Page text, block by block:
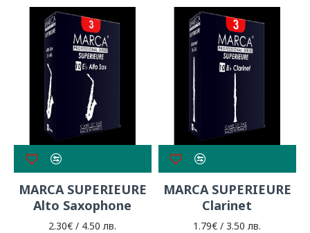
MARCA SUPERIEURE
Alto Saxophone
2.30€ / 4.50 лв.
MARCA SUPERIEURE
Clarinet
1.79€ / 3.50 лв.